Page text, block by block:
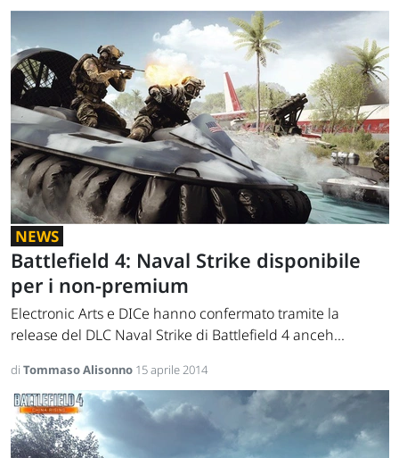
NEWS
Battlefield 4: Naval Strike disponibile
per i non-premium
Electronic Arts e DICe hanno confermato tramite la
release del DLC Naval Strike di Battlefield 4 anceh...
di Tommaso Alisonno 15 aprile 2014